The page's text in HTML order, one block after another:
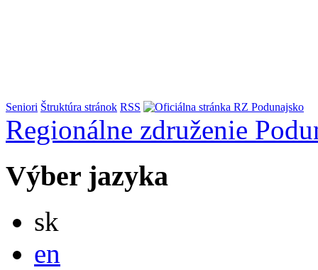
Seniori Štruktúra stránok RSS
Regionálne združenie
Výber jazyka
sk
en